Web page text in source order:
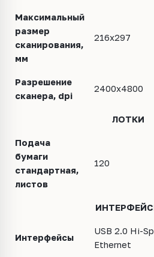
Максимальный
размер
сканирования,
мм
216х297
Разрешение
сканера, dpi
2400x4800
ЛОТКИ
Подача
бумаги
стандартная,
листов
120
Интерфейсы
USB 2.0 Hi-
Ethernet